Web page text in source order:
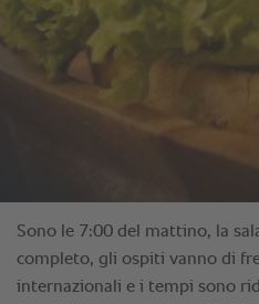
Sono le 7:00 del mattino, la
completo, gli ospiti vanno di
internazionali e i tempi sono